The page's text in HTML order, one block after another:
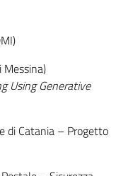
Messina)
Using Generative
di Catania – Progetto